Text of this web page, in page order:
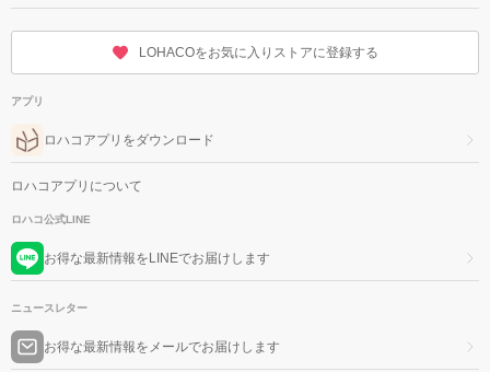
LOHACOをお気に入りストアに登録する
アプリ
ロハコアプリをダウンロード
ロハコアプリについて
ロハコ公式LINE
お得な最新情報をLINEでお届けします
ニュースレター
お得な最新情報をメールでお届けします